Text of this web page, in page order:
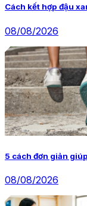
Cách kết hợp đậu
08/08/2026
5 cách đơn giản
08/08/2026